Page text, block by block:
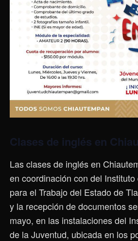
Clases de inglés en
Las clases de inglés en
en coordinación con del
para el Trabajo del Estado de
y la recepción de documentos
mayo, en las instalaciones del
de la Juventud, ubicada en los